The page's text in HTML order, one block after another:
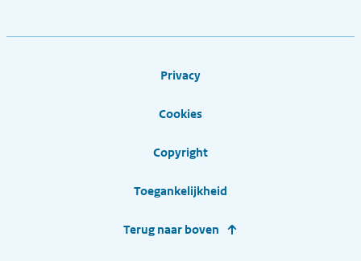
Privacy
Cookies
Copyright
Toegankelijkheid
Terug naar boven